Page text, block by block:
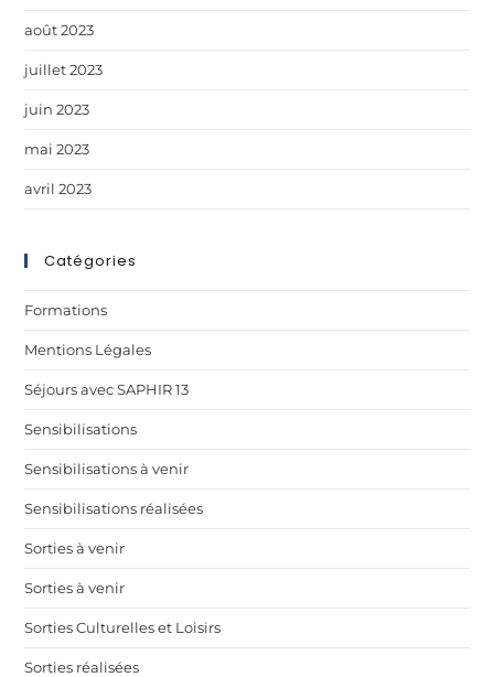
août 2023
juillet 2023
juin 2023
mai 2023
avril 2023
Catégories
Formations
Mentions Légales
Séjours avec SAPHIR 13
Sensibilisations
Sensibilisations à venir
Sensibilisations réalisées
Sorties à venir
Sorties à venir
Sorties Culturelles et Loisirs
Sorties réalisées